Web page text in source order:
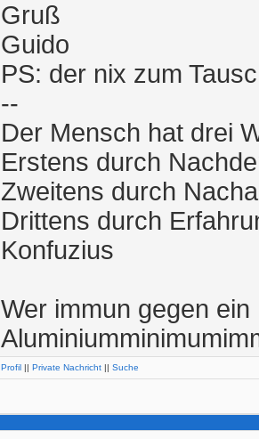
Gruß
Guido
PS: der nix zum
--
Der Mensch hat drei
Erstens durch
Zweitens durch
Drittens durch
Konfuzius
Wer immun gegen
Profil || Private Nachricht || Suche